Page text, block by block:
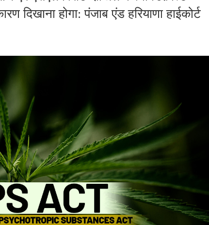
दिखाना होगा: पंजाब एंड हरियाणा हाईकोर्ट